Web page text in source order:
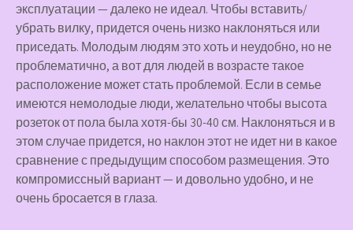
эксплуатации — далеко не идеал. Чтобы вставить/
убрать вилку, придется очень низко наклоняться или
приседать. Молодым людям это хоть и неудобно, но не
проблематично, а вот для людей в возрасте такое
расположение может стать проблемой. Если в семье
имеются немолодые люди, желательно чтобы высота
розеток от пола была хотя-бы 30-40 см. Наклоняться и в
этом случае придется, но наклон этот не идет ни в какое
сравнение с предыдущим способом размещения. Это
компромиссный вариант — и довольно удобно, и не
очень бросается в глаза.